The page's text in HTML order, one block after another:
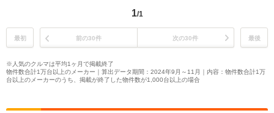
1/1
最初 前の30件 次の30件 最後
※人気のクルマは平均1ヶ月で掲載終了
物件数合計1万台以上のメーカー｜算出データ期間：2024年9月～11月｜内容：物件数合計1万
台以上のメーカーのうち、掲載が終了した物件数が1,000台以上の場合